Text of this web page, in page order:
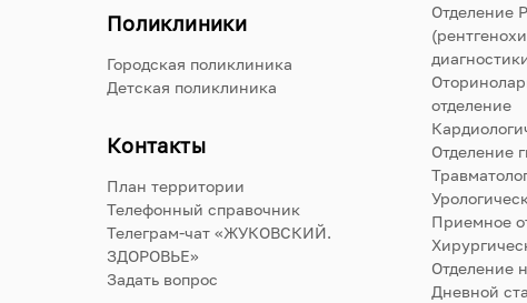
Поликлиники
Городская поликлиника
Детская поликлиника
Контакты
План территории
Телефонный справочник
Телеграм-чат «ЖУКОВСКИЙ.
ЗДОРОВЬЕ»
Задать вопрос
Отделение
отделение
Отделение
Приемное
Отделение
Дневной